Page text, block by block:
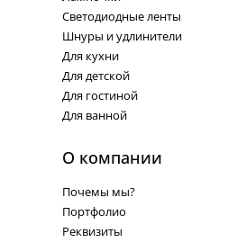
Светодиодные ленты
Шнуры и удлинители
Для кухни
Для детской
Для гостиной
Для ванной
О компании
Почемы мы?
Портфолио
Реквизиты